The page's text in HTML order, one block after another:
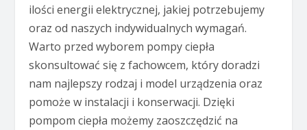
ilości energii elektrycznej, jakiej potrzebujemy
oraz od naszych indywidualnych wymagań.
Warto przed wyborem pompy ciepła
skonsultować się z fachowcem, który doradzi
nam najlepszy rodzaj i model urządzenia oraz
pomoże w instalacji i konserwacji. Dzięki
pompom ciepła możemy zaoszczędzić na